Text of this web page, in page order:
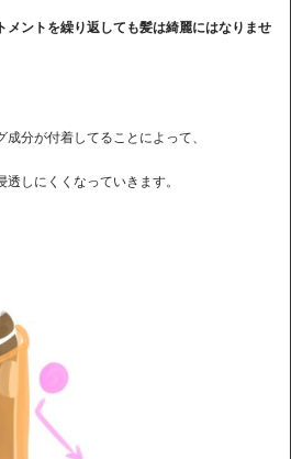
メントを繰り返しても髪は綺麗にはなりませ
分が付着してることによって、
しにくくなっていきます。